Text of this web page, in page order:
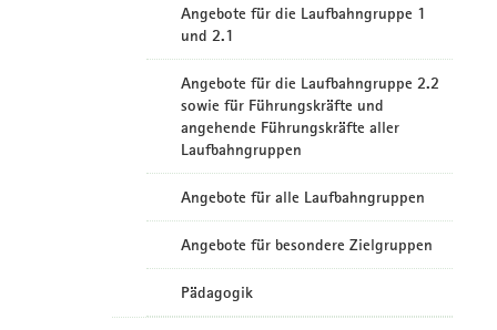
Angebote für die Laufbahngruppe 1
und 2.1
Angebote für die Laufbahngruppe 2.2
sowie für Führungskräfte und
angehende Führungskräfte aller
Laufbahngruppen
Angebote für alle Laufbahngruppen
Angebote für besondere Zielgruppen
Pädagogik